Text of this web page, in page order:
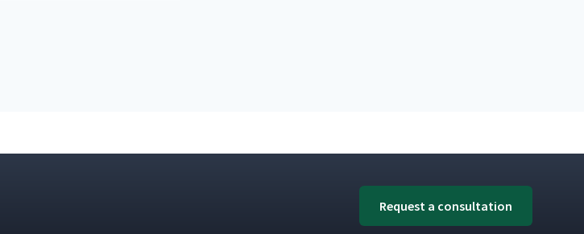
Request a consultation